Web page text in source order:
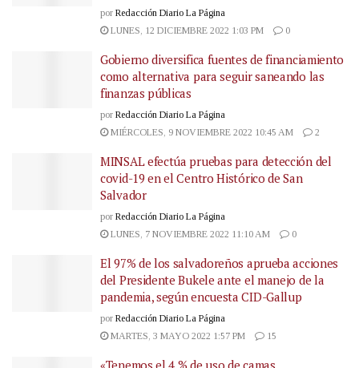
por Redacción Diario La Página
LUNES, 12 DICIEMBRE 2022 1:03 PM
0
Gobierno diversifica fuentes de financiamiento
como alternativa para seguir saneando las
finanzas públicas
por Redacción Diario La Página
MIÉRCOLES, 9 NOVIEMBRE 2022 10:45 AM
2
MINSAL efectúa pruebas para detección del
covid-19 en el Centro Histórico de San
Salvador
por Redacción Diario La Página
LUNES, 7 NOVIEMBRE 2022 11:10 AM
0
El 97% de los salvadoreños aprueba acciones
del Presidente Bukele ante el manejo de la
pandemia, según encuesta CID-Gallup
por Redacción Diario La Página
MARTES, 3 MAYO 2022 1:57 PM
15
«Tenemos el 4 % de uso de camas